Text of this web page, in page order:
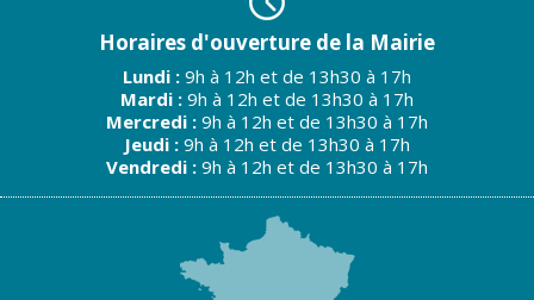
Horaires d'ouverture de la Mairie
Lundi : 9h à 12h et de 13h30 à 17h
Mardi : 9h à 12h et de 13h30 à 17h
Mercredi : 9h à 12h et de 13h30 à 17h
Jeudi : 9h à 12h et de 13h30 à 17h
Vendredi : 9h à 12h et de 13h30 à 17h